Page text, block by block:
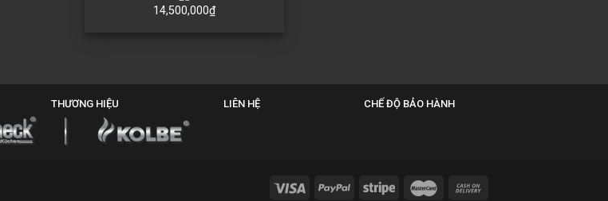
14,500,000₫
THƯƠNG HIỆU LIÊN HỆ CHẾ ĐỘ BẢO HÀNH